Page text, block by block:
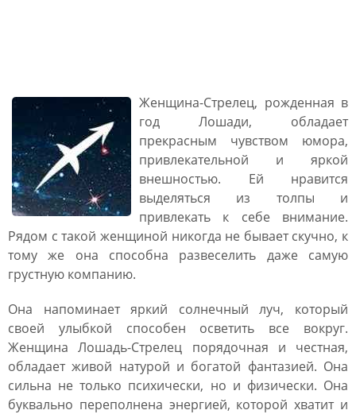
Женщина-Стрелец, рожденная в
год Лошади, обладает
прекрасным чувством юмора,
привлекательной и яркой
внешностью. Ей нравится
выделяться из толпы и
привлекать к себе внимание.
Рядом с такой женщиной никогда не бывает скучно, к
тому же она способна развеселить даже самую
грустную компанию.
Она напоминает яркий солнечный луч, который
своей улыбкой способен осветить все вокруг.
Женщина Лошадь-Стрелец порядочная и честная,
обладает живой натурой и богатой фантазией. Она
сильна не только психически, но и физически. Она
буквально переполнена энергией, которой хватит и